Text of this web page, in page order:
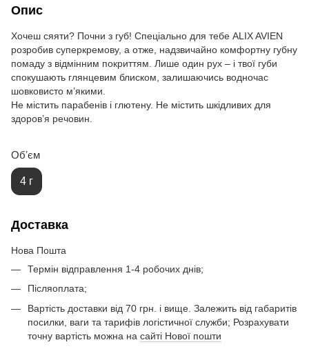
Опис
Хочеш сяяти? Почни з губ! Спеціально для тебе ALIX AVIEN
розробив суперкремову, а отже, надзвичайно комфортну губну
помаду з відмінним покриттям. Лише один рух – і твої губи
спокушають глянцевим блиском, залишаючись водночас
шовковисто м’якими.
Не містить парабенів і глютену. Не містить шкідливих для
здоров’я речовин.
Обʼєм
4 г
Доставка
Нова Пошта
Термін відправлення 1-4 робочих днів;
Післяоплата;
Вартість доставки від 70 грн. і вище. Залежить від габаритів
посилки, ваги та тарифів логістичної служби; Розрахувати
точну вартість можна на сайті Нової пошти